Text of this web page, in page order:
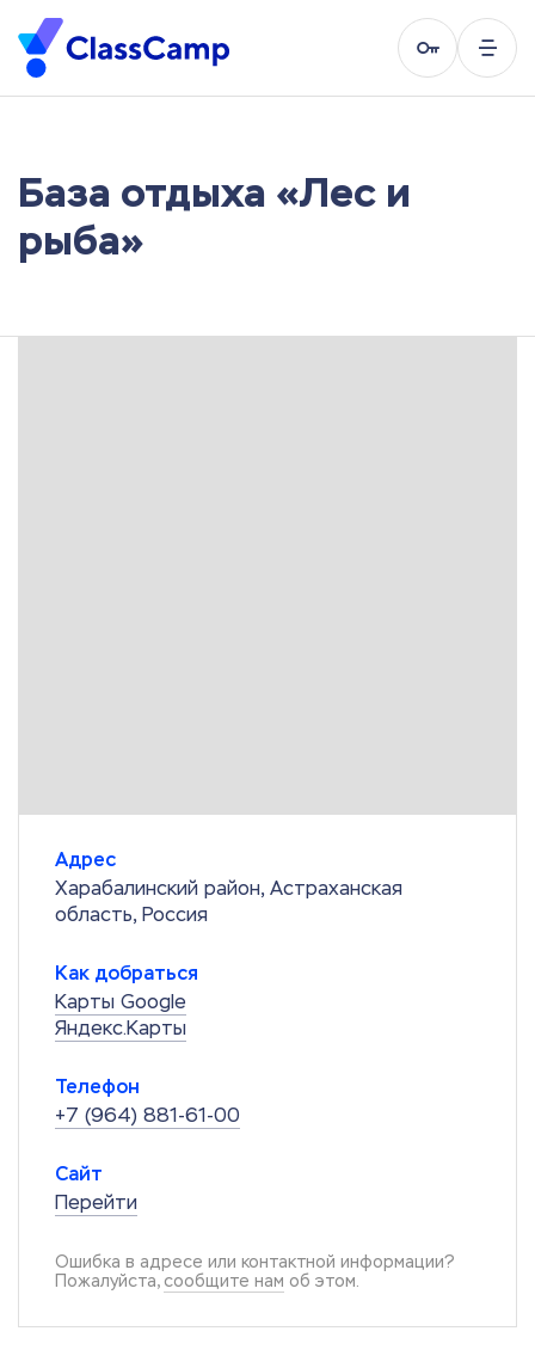
База отдыха «Лес и
рыба»
Адрес
Харабалинский район, Астраханская
область, Россия
Как добраться
Карты Google
Яндекс.Карты
Телефон
+7 (964) 881-61-00
Сайт
Перейти
Ошибка в адресе или контактной информации?
Пожалуйста, сообщите нам об этом.